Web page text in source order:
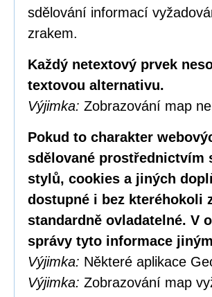
sdělování informací
zrakem.
Každý netextový prvek
textovou alternativu.
Výjimka: Zobrazování map
Pokud to charakter
sdělované prostřednictvím
stylů, cookies a jiných
dostupné i bez kteréhokoli
standardně ovladatelné. V
správy tyto informace
Výjimka: Některé aplikace
Výjimka: Zobrazování map